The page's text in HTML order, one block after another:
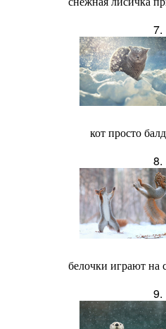
7.
кот просто
8.
белочки играют на
9.